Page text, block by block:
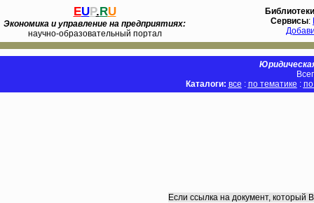
EUP.RU
Экономика и управление на предприятиях:
научно-образовательный портал
Библиотеки
Сервисы:
Каталоги: все : по тематике :
Если ссылка на документ, который